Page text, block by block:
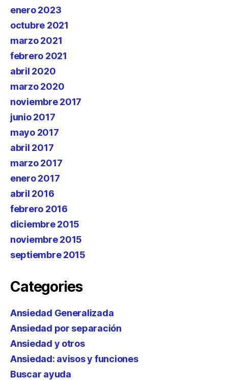
enero 2023
octubre 2021
marzo 2021
febrero 2021
abril 2020
marzo 2020
noviembre 2017
junio 2017
mayo 2017
abril 2017
marzo 2017
enero 2017
abril 2016
febrero 2016
diciembre 2015
noviembre 2015
septiembre 2015
Categories
Ansiedad Generalizada
Ansiedad por separación
Ansiedad y otros
Ansiedad: avisos y funciones
Buscar ayuda